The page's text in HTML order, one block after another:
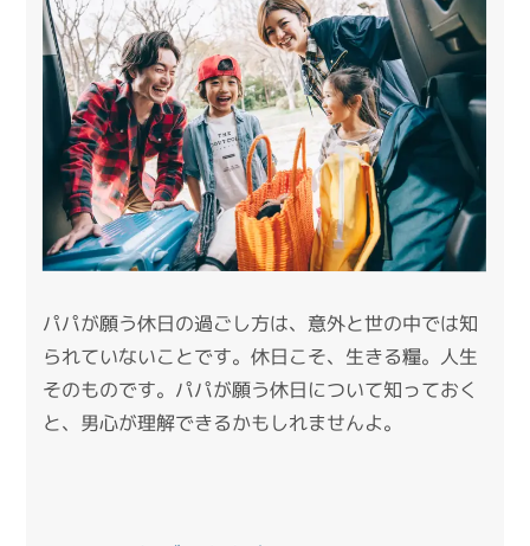
パパが願う休日の過ごし方は、意外と世の中では知
られていないことです。休日こそ、生きる糧。人生
そのものです。パパが願う休日について知っておく
と、男心が理解できるかもしれませんよ。